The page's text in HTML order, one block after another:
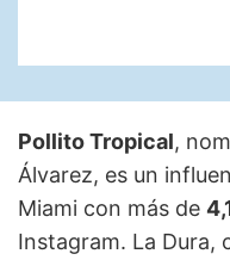
Pollito Tropical,
Álvarez, es un
Miami con más de
Instagram. La Dura,